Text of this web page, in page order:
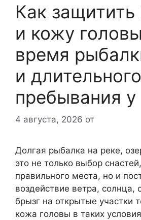
Как
и кожу
время
и длительного
пребывания
4 августа, 2026 от
Долгая рыбалка на реке,
это не только выбор
правильного места, но и
воздействие ветра, солнца,
брызг на открытые участки
кожа головы в таких